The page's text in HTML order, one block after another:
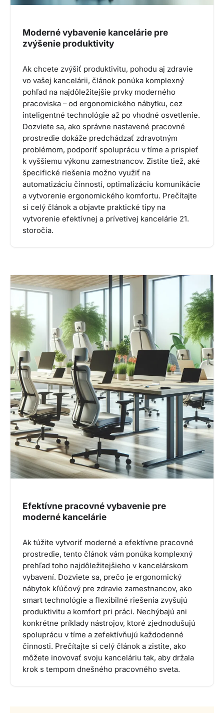
Moderné vybavenie kancelárie pre
zvýšenie produktivity
Ak chcete zvýšiť produktivitu, pohodu aj zdravie
vo vašej kancelárii, článok ponúka komplexný
pohľad na najdôležitejšie prvky moderného
pracoviska – od ergonomického nábytku, cez
inteligentné technológie až po vhodné osvetlenie.
Dozviete sa, ako správne nastavené pracovné
prostredie dokáže predchádzať zdravotným
problémom, podporiť spoluprácu v tíme a prispieť
k vyššiemu výkonu zamestnancov. Zistíte tiež, aké
špecifické riešenia možno využiť na
automatizáciu činností, optimalizáciu komunikácie
a vytvorenie ergonomického komfortu. Prečítajte
si celý článok a objavte praktické tipy na
vytvorenie efektívnej a prívetivej kancelárie 21.
storočia.
Efektívne pracovné vybavenie pre
moderné kancelárie
Ak túžite vytvoriť moderné a efektívne pracovné
prostredie, tento článok vám ponúka komplexný
prehľad toho najdôležitejšieho v kancelárskom
vybavení. Dozviete sa, prečo je ergonomický
nábytok kľúčový pre zdravie zamestnancov, ako
smart technológie a flexibilné riešenia zvyšujú
produktivitu a komfort pri práci. Nechýbajú ani
konkrétne príklady nástrojov, ktoré zjednodušujú
spoluprácu v tíme a zefektívňujú každodenné
činnosti. Prečítajte si celý článok a zistite, ako
môžete inovovať svoju kanceláriu tak, aby držala
krok s tempom dnešného pracovného sveta.